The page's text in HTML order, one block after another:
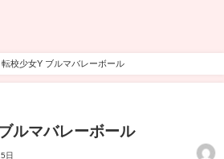
転校少女Y ブルマバレーボール
ルマバレーボール
日